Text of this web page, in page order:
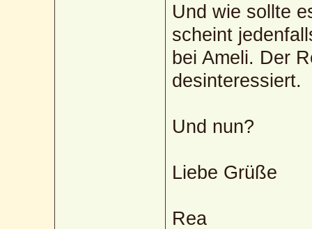
Und wie sollte
scheint
bei Ameli. Der
desinteressiert.
Und nun?
Liebe Grüße
Rea